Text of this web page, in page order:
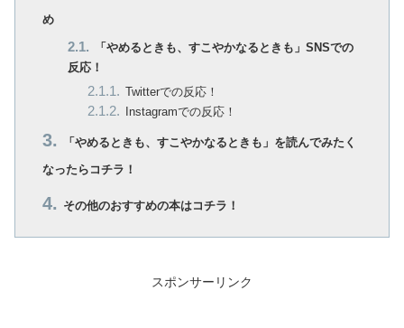
め
「やめるときも、すこやかなるときも」SNSでの
反応！
Twitterでの反応！
Instagramでの反応！
「やめるときも、すこやかなるときも」を読んでみたく
なったらコチラ！
その他のおすすめの本はコチラ！
スポンサーリンク